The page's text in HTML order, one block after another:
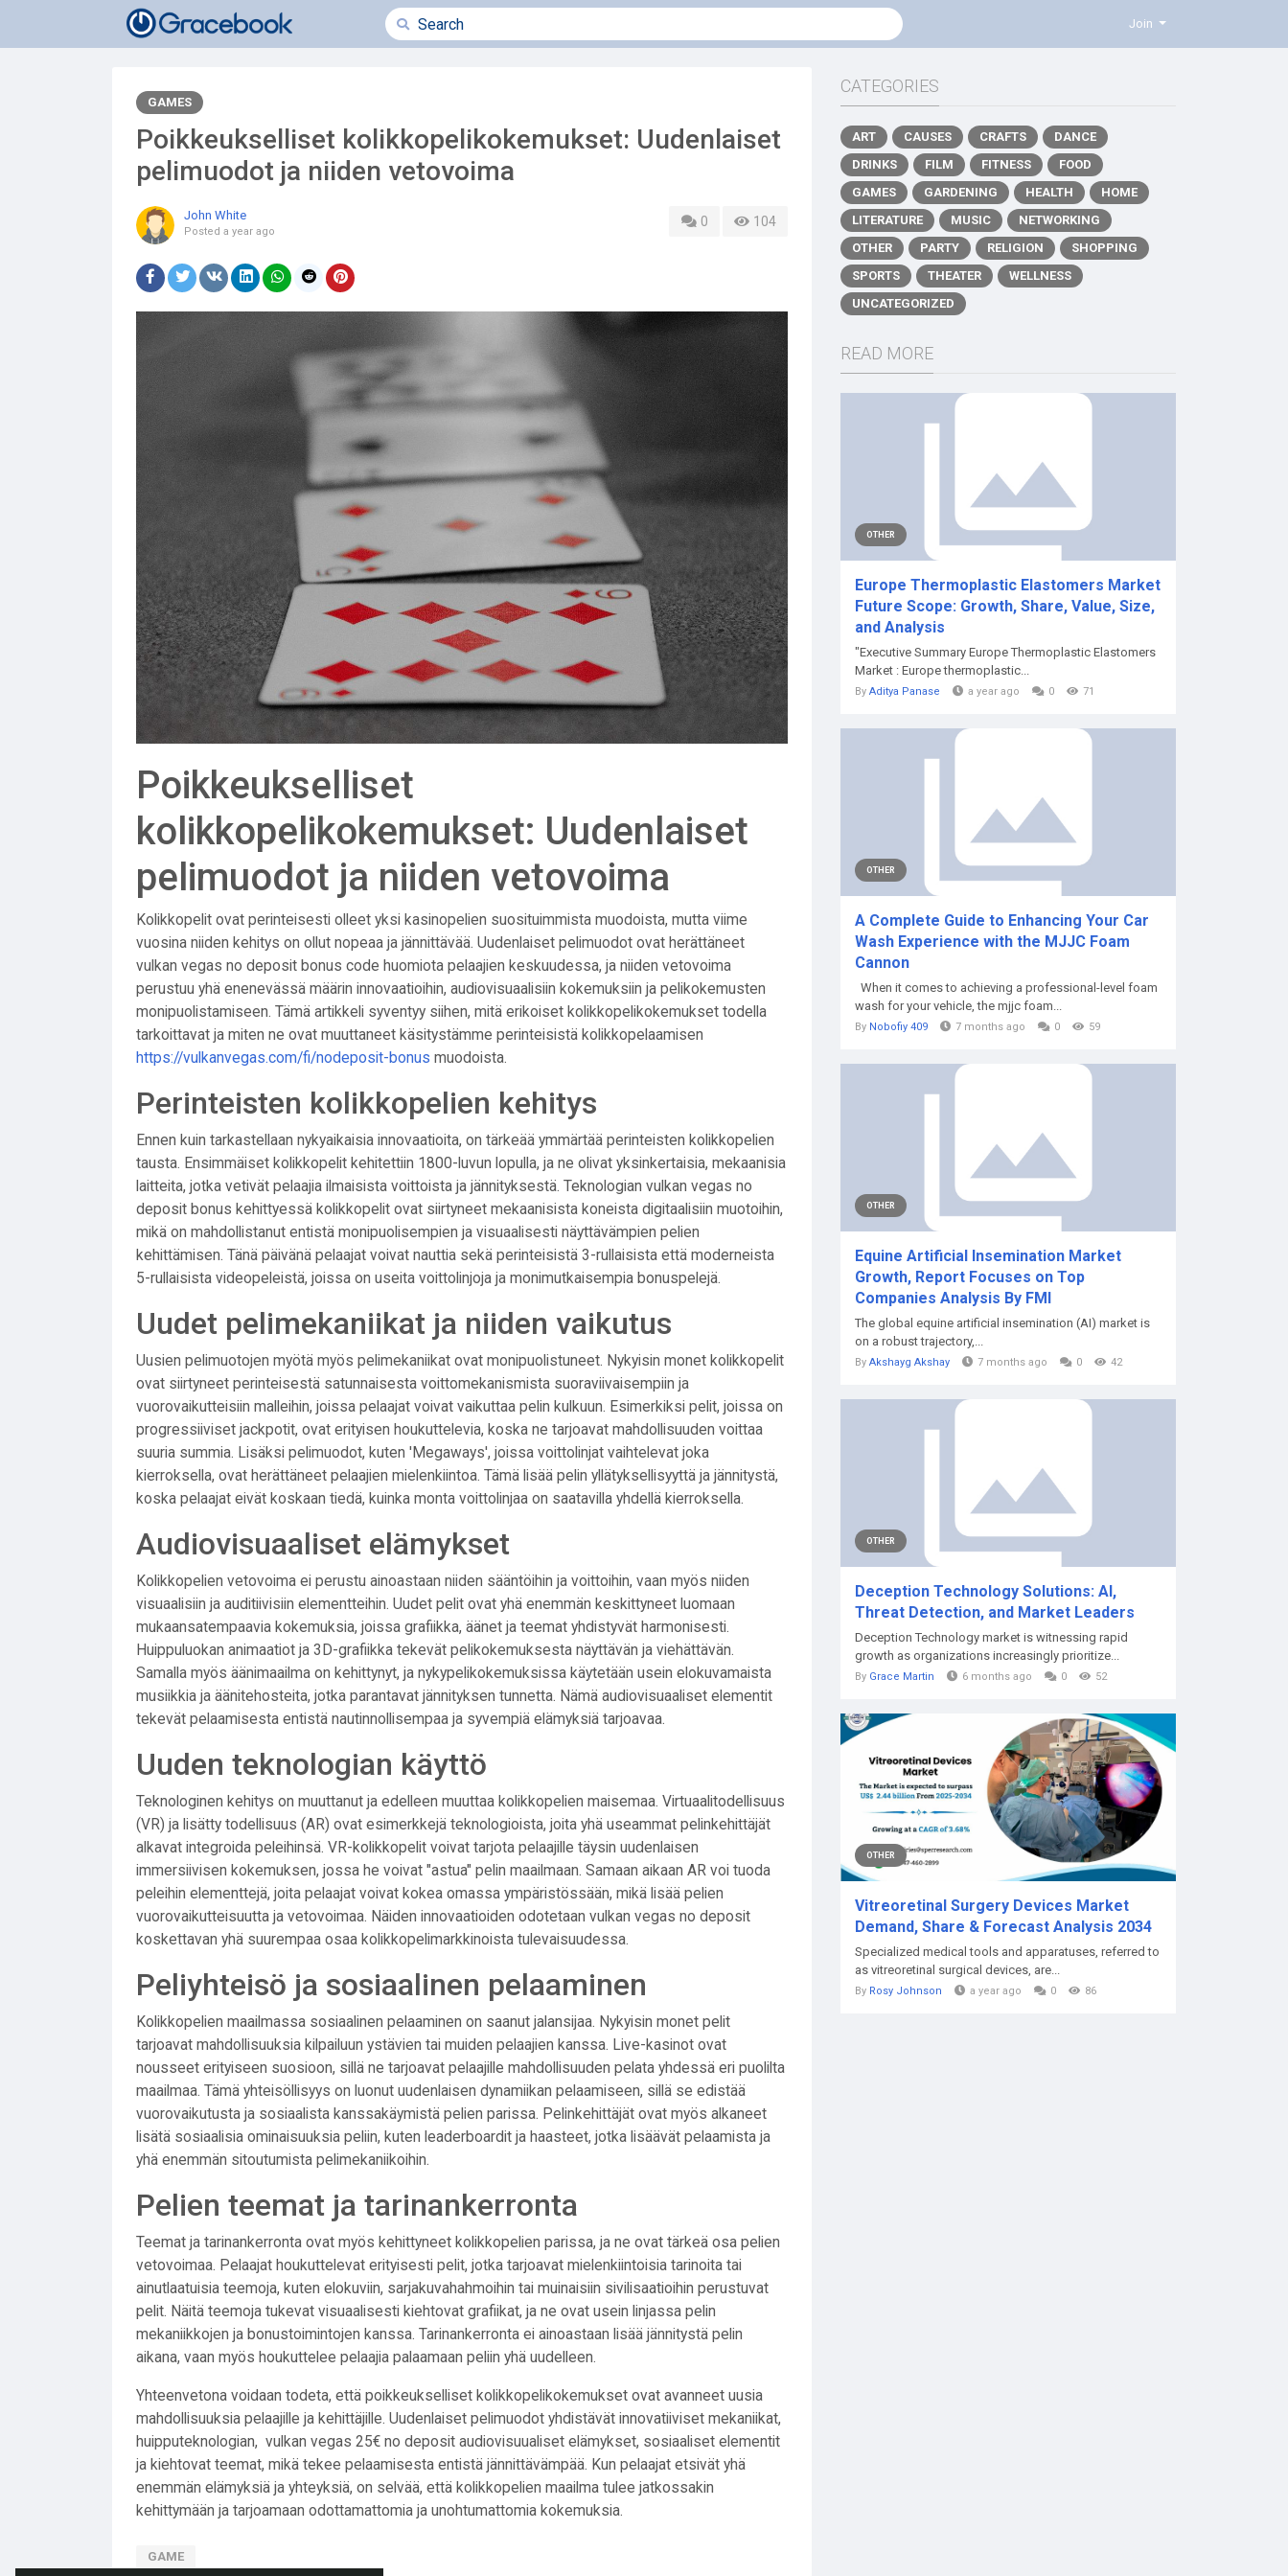
Join
GAMES
Poikkeukselliset kolikkopelikokemukset: Uudenlaiset
pelimuodot ja niiden vetovoima
John White
Posted a year ago
0 104
Poikkeukselliset
kolikkopelikokemukset: Uudenlaiset
pelimuodot ja niiden vetovoima
Kolikkopelit ovat perinteisesti olleet yksi kasinopelien suosituimmista muodoista, mutta viime
vuosina niiden kehitys on ollut nopeaa ja jännittävää. Uudenlaiset pelimuodot ovat herättäneet
vulkan vegas no deposit bonus code huomiota pelaajien keskuudessa, ja niiden vetovoima
perustuu yhä enenevässä määrin innovaatioihin, audiovisuaalisiin kokemuksiin ja pelikokemusten
monipuolistamiseen. Tämä artikkeli syventyy siihen, mitä erikoiset kolikkopelikokemukset todella
tarkoittavat ja miten ne ovat muuttaneet käsitystämme perinteisistä kolikkopelaamisen
https://vulkanvegas.com/fi/nodeposit-bonus muodoista.
Perinteisten kolikkopelien kehitys
Ennen kuin tarkastellaan nykyaikaisia innovaatioita, on tärkeää ymmärtää perinteisten kolikkopelien
tausta. Ensimmäiset kolikkopelit kehitettiin 1800-luvun lopulla, ja ne olivat yksinkertaisia, mekaanisia
laitteita, jotka vetivät pelaajia ilmaisista voittoista ja jännityksestä. Teknologian vulkan vegas no
deposit bonus kehittyessä kolikkopelit ovat siirtyneet mekaanisista koneista digitaalisiin muotoihin,
mikä on mahdollistanut entistä monipuolisempien ja visuaalisesti näyttävämpien pelien
kehittämisen. Tänä päivänä pelaajat voivat nauttia sekä perinteisistä 3-rullaisista että moderneista
5-rullaisista videopeleistä, joissa on useita voittolinjoja ja monimutkaisempia bonuspelejä.
Uudet pelimekaniikat ja niiden vaikutus
Uusien pelimuotojen myötä myös pelimekaniikat ovat monipuolistuneet. Nykyisin monet kolikkopelit
ovat siirtyneet perinteisestä satunnaisesta voittomekanismista suoraviivaisempiin ja
vuorovaikutteisiin malleihin, joissa pelaajat voivat vaikuttaa pelin kulkuun. Esimerkiksi pelit, joissa on
progressiiviset jackpotit, ovat erityisen houkuttelevia, koska ne tarjoavat mahdollisuuden voittaa
suuria summia. Lisäksi pelimuodot, kuten 'Megaways', joissa voittolinjat vaihtelevat joka
kierroksella, ovat herättäneet pelaajien mielenkiintoa. Tämä lisää pelin yllätyksellisyyttä ja jännitystä,
koska pelaajat eivät koskaan tiedä, kuinka monta voittolinjaa on saatavilla yhdellä kierroksella.
Audiovisuaaliset elämykset
Kolikkopelien vetovoima ei perustu ainoastaan niiden sääntöihin ja voittoihin, vaan myös niiden
visuaalisiin ja auditiivisiin elementteihin. Uudet pelit ovat yhä enemmän keskittyneet luomaan
mukaansatempaavia kokemuksia, joissa grafiikka, äänet ja teemat yhdistyvät harmonisesti.
Huippuluokan animaatiot ja 3D-grafiikka tekevät pelikokemuksesta näyttävän ja viehättävän.
Samalla myös äänimaailma on kehittynyt, ja nykypelikokemuksissa käytetään usein elokuvamaista
musiikkia ja äänitehosteita, jotka parantavat jännityksen tunnetta. Nämä audiovisuaaliset elementit
tekevät pelaamisesta entistä nautinnollisempaa ja syvempiä elämyksiä tarjoavaa.
Uuden teknologian käyttö
Teknologinen kehitys on muuttanut ja edelleen muuttaa kolikkopelien maisemaa. Virtuaalitodellisuus
(VR) ja lisätty todellisuus (AR) ovat esimerkkejä teknologioista, joita yhä useammat pelinkehittäjät
alkavat integroida peleihinsä. VR-kolikkopelit voivat tarjota pelaajille täysin uudenlaisen
immersiivisen kokemuksen, jossa he voivat "astua" pelin maailmaan. Samaan aikaan AR voi tuoda
peleihin elementtejä, joita pelaajat voivat kokea omassa ympäristössään, mikä lisää pelien
vuorovaikutteisuutta ja vetovoimaa. Näiden innovaatioiden odotetaan vulkan vegas no deposit
koskettavan yhä suurempaa osaa kolikkopelimarkkinoista tulevaisuudessa.
Peliyhteisö ja sosiaalinen pelaaminen
Kolikkopelien maailmassa sosiaalinen pelaaminen on saanut jalansijaa. Nykyisin monet pelit
tarjoavat mahdollisuuksia kilpailuun ystävien tai muiden pelaajien kanssa. Live-kasinot ovat
nousseet erityiseen suosioon, sillä ne tarjoavat pelaajille mahdollisuuden pelata yhdessä eri puolilta
maailmaa. Tämä yhteisöllisyys on luonut uudenlaisen dynamiikan pelaamiseen, sillä se edistää
vuorovaikutusta ja sosiaalista kanssakäymistä pelien parissa. Pelinkehittäjät ovat myös alkaneet
lisätä sosiaalisia ominaisuuksia peliin, kuten leaderboardit ja haasteet, jotka lisäävät pelaamista ja
yhä enemmän sitoutumista pelimekaniikoihin.
Pelien teemat ja tarinankerronta
Teemat ja tarinankerronta ovat myös kehittyneet kolikkopelien parissa, ja ne ovat tärkeä osa pelien
vetovoimaa. Pelaajat houkuttelevat erityisesti pelit, jotka tarjoavat mielenkiintoisia tarinoita tai
ainutlaatuisia teemoja, kuten elokuviin, sarjakuvahahmoihin tai muinaisiin sivilisaatioihin perustuvat
pelit. Näitä teemoja tukevat visuaalisesti kiehtovat grafiikat, ja ne ovat usein linjassa pelin
mekaniikkojen ja bonustoimintojen kanssa. Tarinankerronta ei ainoastaan lisää jännitystä pelin
aikana, vaan myös houkuttelee pelaajia palaamaan peliin yhä uudelleen.
Yhteenvetona voidaan todeta, että poikkeukselliset kolikkopelikokemukset ovat avanneet uusia
mahdollisuuksia pelaajille ja kehittäjille. Uudenlaiset pelimuodot yhdistävät innovatiiviset mekaniikat,
huipputeknologian, vulkan vegas 25€ no deposit audiovisuualiset elämykset, sosiaaliset elementit
ja kiehtovat teemat, mikä tekee pelaamisesta entistä jännittävämpää. Kun pelaajat etsivät yhä
enemmän elämyksiä ja yhteyksiä, on selvää, että kolikkopelien maailma tulee jatkossakin
kehittymään ja tarjoamaan odottamattomia ja unohtumattomia kokemuksia.
GAME
CATEGORIES
ART CAUSES CRAFTS
DANCE
DRINKS
FILM FITNESS
FOOD
GAMES
GARDENING HEALTH
HOME
LITERATURE
MUSIC
NETWORKING
OTHER
PARTY RELIGION
SHOPPING
SPORTS
THEATER
WELLNESS
UNCATEGORIZED
READ MORE
OTHER
Europe Thermoplastic Elastomers Market
Future Scope: Growth, Share, Value, Size,
and Analysis
"Executive Summary Europe Thermoplastic Elastomers
Market : Europe thermoplastic...
By Aditya Panase a year ago 0 71
OTHER
A Complete Guide to Enhancing Your Car
Wash Experience with the MJJC Foam
Cannon
When it comes to achieving a professional-level foam
wash for your vehicle, the mjjc foam...
By Nobofiy 409 7 months ago 0 59
OTHER
Equine Artificial Insemination Market
Growth, Report Focuses on Top
Companies Analysis By FMI
The global equine artificial insemination (AI) market is
on a robust trajectory,...
By Akshayg Akshay 7 months ago 0 42
OTHER
Deception Technology Solutions: AI,
Threat Detection, and Market Leaders
Deception Technology market is witnessing rapid
growth as organizations increasingly prioritize...
By Grace Martin 6 months ago 0 52
OTHER
Vitreoretinal Surgery Devices Market
Demand, Share & Forecast Analysis 2034
Specialized medical tools and apparatuses, referred to
as vitreoretinal surgical devices, are...
By Rosy Johnson a year ago 0 86